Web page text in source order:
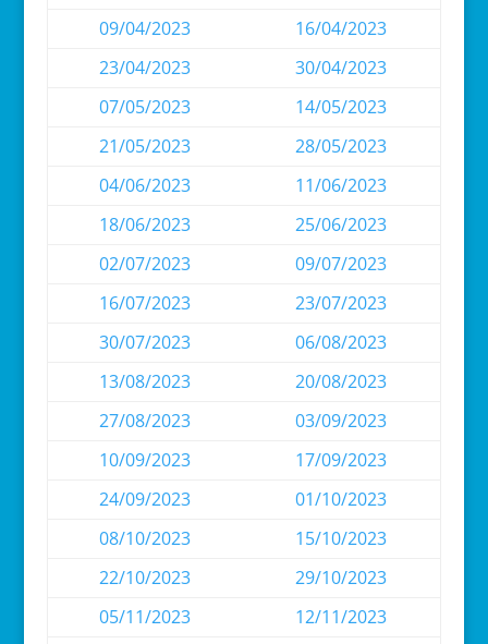
09/04/2023
16/04/2023
23/04/2023
30/04/2023
07/05/2023
14/05/2023
21/05/2023
28/05/2023
04/06/2023
11/06/2023
18/06/2023
25/06/2023
02/07/2023
09/07/2023
16/07/2023
23/07/2023
30/07/2023
06/08/2023
13/08/2023
20/08/2023
27/08/2023
03/09/2023
10/09/2023
17/09/2023
24/09/2023
01/10/2023
08/10/2023
15/10/2023
22/10/2023
29/10/2023
05/11/2023
12/11/2023